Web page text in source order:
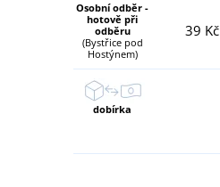
Osobní odběr -
hotově při
odběru
(Bystřice pod
Hostýnem)
39 Kč
dobírka